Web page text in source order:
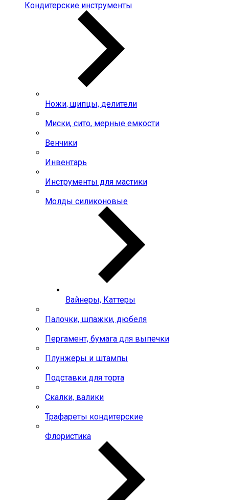
Кондитерские инструменты
Ножи, щипцы, делители
Миски, сито, мерные емкости
Венчики
Инвентарь
Инструменты для мастики
Молды силиконовые
Вайнеры, Каттеры
Палочки, шпажки, дюбеля
Пергамент, бумага для выпечки
Плунжеры и штампы
Подставки для торта
Скалки, валики
Трафареты кондитерские
Флористика